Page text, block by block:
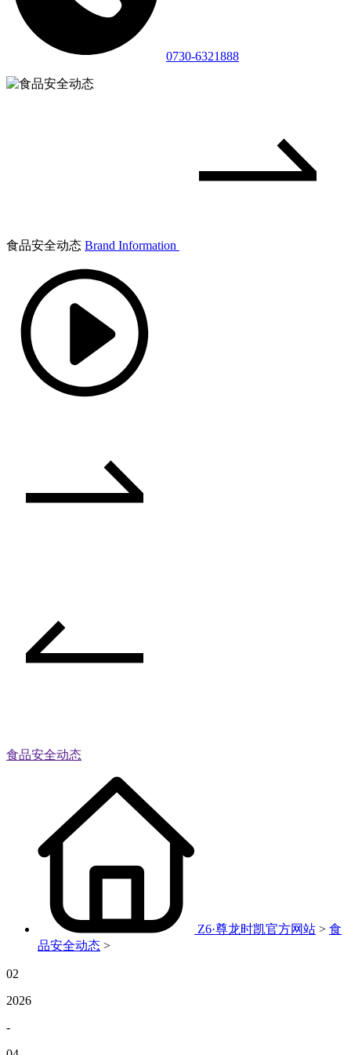
0730-6321888
食品安全动态 Brand Information
食品安全动态
Z6·尊龙时凯官方网站 > 食
品安全动态 >
02
2026
-